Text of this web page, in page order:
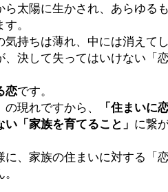
ら太陽に生かされ、あらゆる
。
気持ちは薄れ、中には消えて
、決して失ってはいけない「
恋です。
現れですから、
「住まいに
「家族を育てること」 に繋
に、家族の住まいに対する「